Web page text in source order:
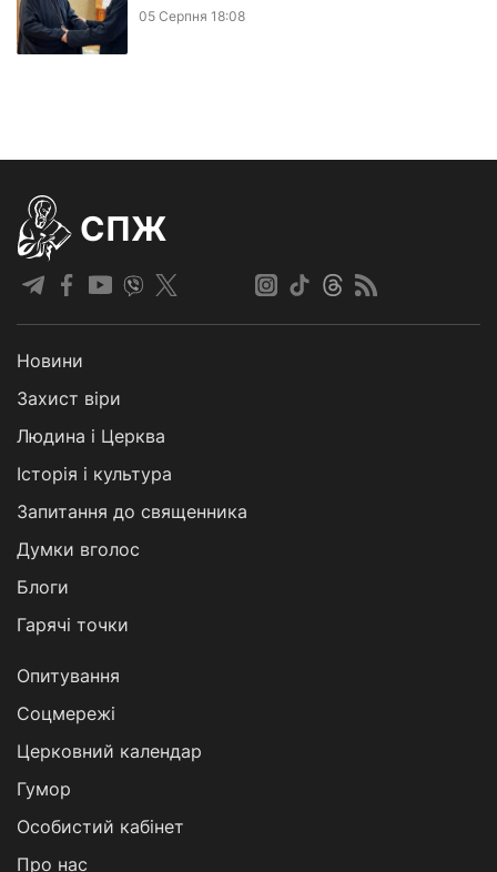
05 Серпня 18:08
СПЖ
Новини
Захист віри
Людина і Церква
Історія і культура
Запитання до священника
Думки вголос
Блоги
Гарячі точки
Опитування
Соцмережі
Церковний календар
Гумор
Особистий кабінет
Про нас